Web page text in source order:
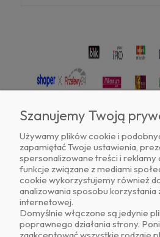
Znajdź nas
Szanujemy Twoją
Używamy plików cookie i
zapamiętać Twoje ustawienia,
spersonalizowane treści i reklamy
funkcje związane z mediami
cookie wykorzystujemy również
analizowania sposobu korzystania
internetowej.
Domyślnie włączone są jedynie
poprawnego działania strony.